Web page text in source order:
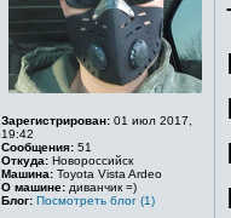
Зарегистрирован: 01 июл 2017,
19:42
Сообщения: 51
Откуда: Новороссийск
Машина: Toyota Vista Ardeo
О машине: диванчик =)
Блог: Посмотреть блог (1)